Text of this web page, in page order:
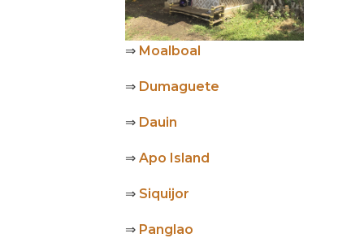
⇒ Moalboal
⇒ Dumaguete
⇒ Dauin
⇒ Apo Island
⇒ Siquijor
⇒ Panglao